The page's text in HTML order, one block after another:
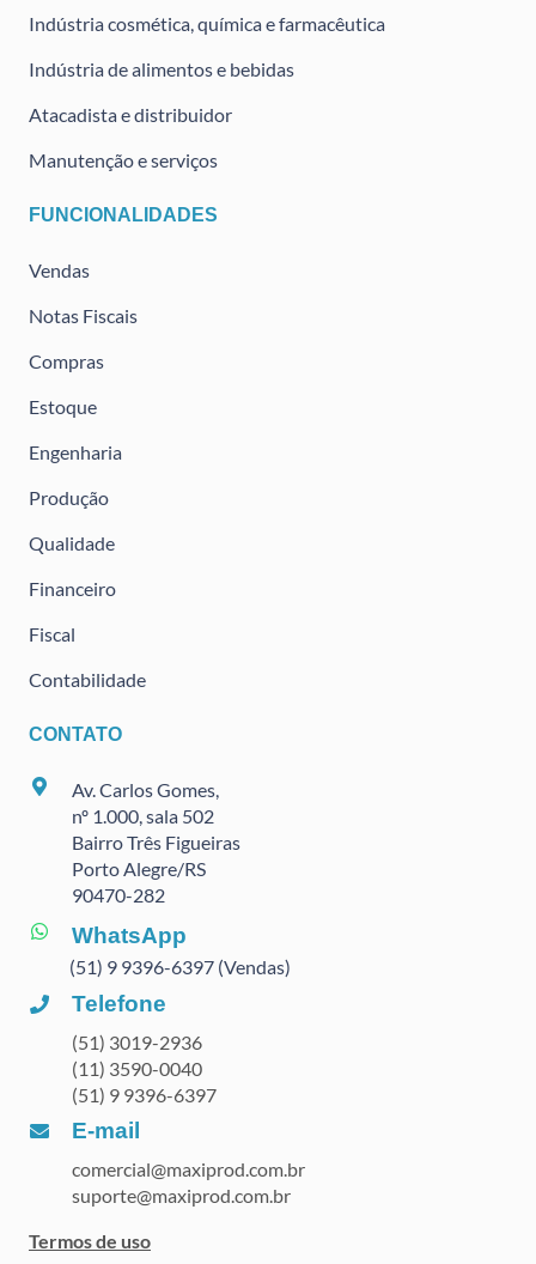
Indústria cosmética, química e farmacêutica
Indústria de alimentos e bebidas
Atacadista e distribuidor
Manutenção e serviços
FUNCIONALIDADES
Vendas
Notas Fiscais
Compras
Estoque
Engenharia
Produção
Qualidade
Financeiro
Fiscal
Contabilidade
CONTATO
Av. Carlos Gomes,
nº 1.000, sala 502
Bairro Três Figueiras
Porto Alegre/RS
90470-282
WhatsApp
(51) 9 9396-6397 (Vendas)
Telefone
(51) 3019-2936
(11) 3590-0040
(51) 9 9396-6397
E-mail
comercial@maxiprod.com.br
suporte@maxiprod.com.br
Termos de uso